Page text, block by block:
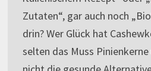
Zutaten“, gar auch noch
drin? Wer Glück hat
selten das Muss